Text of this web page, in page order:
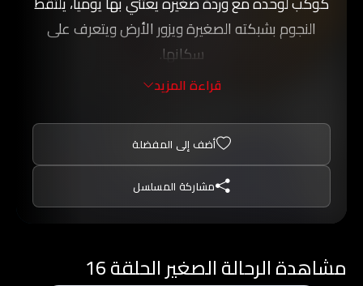
النجوم بشبكته الصغيرة ويزور الأرض ويتعرف على
سكانها.
واثناء تجوالة في الارض يتعرف على عادات وتقاليد
جديدة ويعمل الصبي على مساعدة الناس عند طلب
الحاجة.
قراءة المزيد
أضف إلى المفضلة
مشاركة المسلسل
مشاهدة الرحالة الصغير الحلقة 16